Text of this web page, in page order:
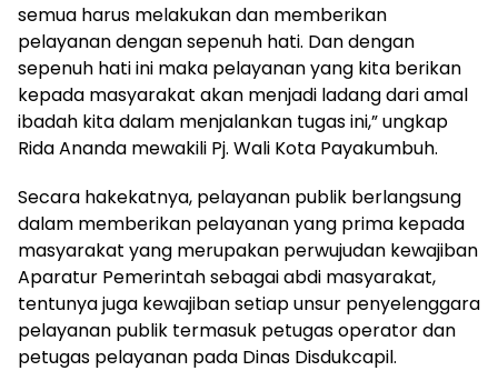
semua harus melakukan dan memberikan
pelayanan dengan sepenuh hati. Dan dengan
sepenuh hati ini maka pelayanan yang kita berikan
kepada masyarakat akan menjadi ladang dari amal
ibadah kita dalam menjalankan tugas ini,” ungkap
Rida Ananda mewakili Pj. Wali Kota Payakumbuh.
Secara hakekatnya, pelayanan publik berlangsung
dalam memberikan pelayanan yang prima kepada
masyarakat yang merupakan perwujudan kewajiban
Aparatur Pemerintah sebagai abdi masyarakat,
tentunya juga kewajiban setiap unsur penyelenggara
pelayanan publik termasuk petugas operator dan
petugas pelayanan pada Dinas Disdukcapil.